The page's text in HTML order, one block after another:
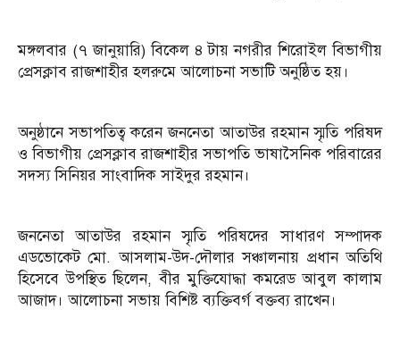
মঙ্গলবার (৭ জানুয়ারি) বিকেল ৪ টায় নগরীর শিরোইল বিভাগীয়
প্রেসক্লাব রাজশাহীর হলরুমে আলোচনা সভাটি অনুষ্ঠিত হয়।
অনুষ্ঠানে সভাপতিত্ব করেন জননেতা আতাউর রহমান স্মৃতি পরিষদ
ও বিভাগীয় প্রেসক্লাব রাজশাহীর সভাপতি ভাষাসৈনিক পরিবারের
সদস্য সিনিয়র সাংবাদিক সাইদুর রহমান।
জননেতা আতাউর রহমান স্মৃতি পরিষদের সাধারণ সম্পাদক
এডভোকেট মো. আসলাম-উদ-দৌলার সঞ্চালনায় প্রধান অতিথি
হিসেবে উপস্থিত ছিলেন, বীর মুক্তিযোদ্ধা কমরেড আবুল কালাম
আজাদ। আলোচনা সভায় বিশিষ্ট ব্যক্তিবর্গ বক্তব্য রাখেন।